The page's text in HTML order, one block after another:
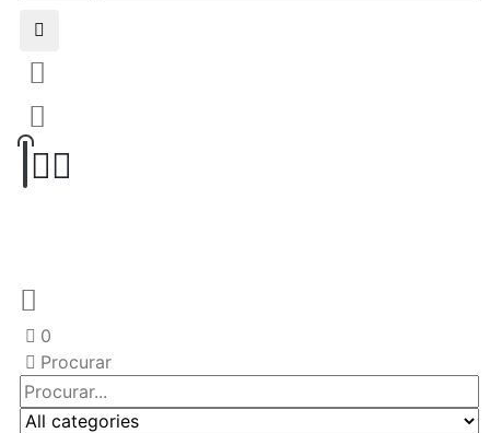
0
Procurar